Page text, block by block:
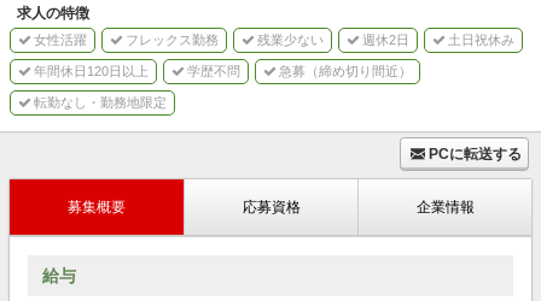
求人の特徴
女性活躍 フレックス勤務 残業少ない 週休2日 土日祝休み
年間休日120日以上 学歴不問 急募（締め切り間近）
転勤なし・勤務地限定
PCに転送する
募集概要 応募資格 企業情報
給与